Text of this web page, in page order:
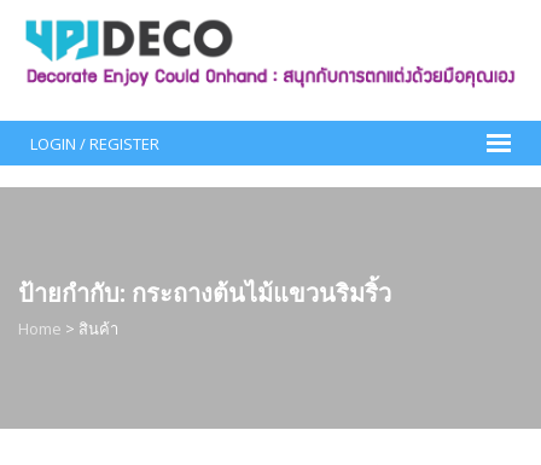
content
LOGIN / REGISTER
ป้ายกำกับ: กระถางต้นไม้แขวนริมริ้ว
Home > สินค้า